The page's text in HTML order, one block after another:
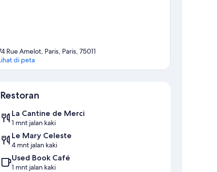
Rue Amelot, Paris, Paris, 75011
di peta
Restoran
La Cantine de Merci
1 mnt jalan kaki
Le Mary Celeste
4 mnt jalan kaki
Used Book Café
1 mnt jalan kaki